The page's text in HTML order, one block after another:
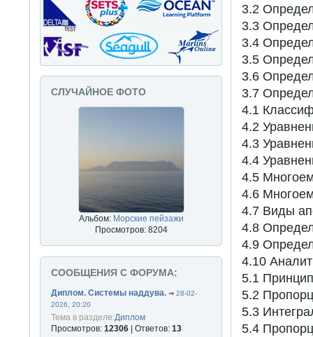
3.2
3.3
3.4
3.5
3.6
3.7
4.1
4.2
4.3
4.4
4.5
4.6
4.7 Виды
4.8
4.9
4.10
5.1
5.2
5.3
5.4
СЛУЧАЙНОЕ ФОТО
Альбом: Морские пейзажи
Просмотров: 8204
СООБЩЕНИЯ С ФОРУМА:
Диплом. Системы наддува. ⇒28-02-
2026, 20:20
Тема в разделе:Диплом
Просмотров:12306 | Ответов:13